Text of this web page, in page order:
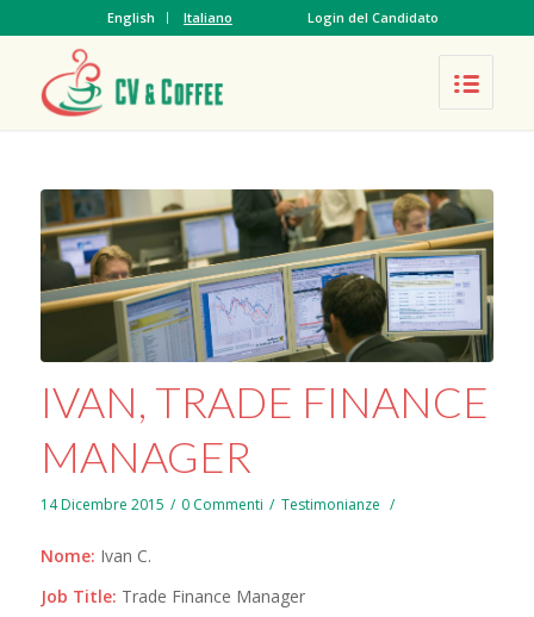
English Italiano Login del Candidato
IVAN, TRADE FINANCE
MANAGER
14 Dicembre 2015 / 0 Commenti /
in, Testimonianze /
Nome: Ivan C.
Job Title: Trade Finance Manager